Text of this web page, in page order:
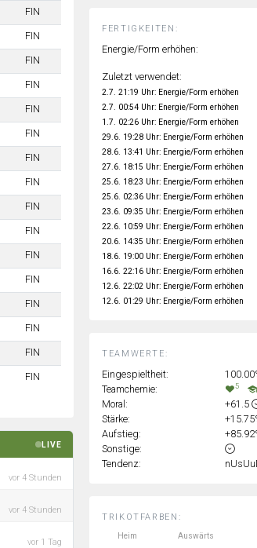
FIN
FIN
FIN
FIN
FIN
FIN
FIN
FIN
FIN
FIN
FIN
FIN
FIN
FIN
FIN
FIN
LIVE
vor 4 Stunden
vor 4 Stunden
vor 1 Tag
TRIKOTFARBEN:
Heim
Auswärts
TEAMWERTE:
Eingespieltheit:
Teamchemie:
5
Moral:
+61.5
Stärke:
Aufstieg:
Sonstige:
Tendenz:
FERTIGKEITEN:
Energie/Form erhöhen:
Zuletzt verwendet:
2.7. 21:19 Uhr: Energie/Form erhöhen
2.7. 00:54 Uhr: Energie/Form erhöhen
1.7. 02:26 Uhr: Energie/Form erhöhen
29.6. 19:28 Uhr: Energie/Form erhöhen
28.6. 13:41 Uhr: Energie/Form erhöhen
27.6. 18:15 Uhr: Energie/Form erhöhen
25.6. 18:23 Uhr: Energie/Form erhöhen
25.6. 02:36 Uhr: Energie/Form erhöhen
23.6. 09:35 Uhr: Energie/Form erhöhen
22.6. 10:59 Uhr: Energie/Form erhöhen
20.6. 14:35 Uhr: Energie/Form erhöhen
18.6. 19:00 Uhr: Energie/Form erhöhen
16.6. 22:16 Uhr: Energie/Form erhöhen
12.6. 22:02 Uhr: Energie/Form erhöhen
12.6. 01:29 Uhr: Energie/Form erhöhen